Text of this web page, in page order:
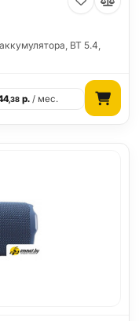
BT 5.4,
,38 р. / мес.